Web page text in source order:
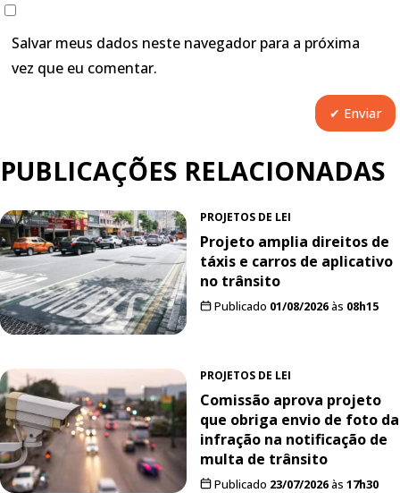
Salvar meus dados neste navegador para a próxima
vez que eu comentar.
PUBLICAÇÕES RELACIONADAS
PROJETOS DE LEI
Projeto amplia direitos de
táxis e carros de aplicativo
no trânsito
Publicado 01/08/2026às 08h15
PROJETOS DE LEI
Comissão aprova projeto
que obriga envio de foto da
infração na notificação de
multa de trânsito
Publicado 23/07/2026às 17h30